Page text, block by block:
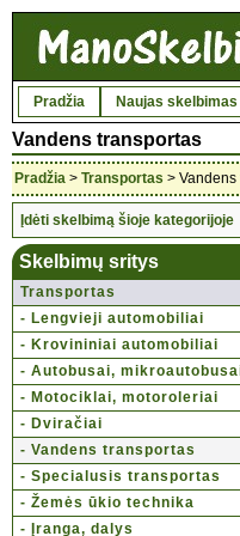
Pradžia Naujas skelbimas
Vandens transportas
Pradžia > Transportas >
Įdėti skelbimą šioje kategorijoje
Skelbimų sritys
Transportas
- Lengvieji automobiliai
- Krovininiai automobiliai
- Autobusai,
- Motociklai, motoroleriai
- Dviračiai
- Vandens transportas
- Specialusis transportas
- Žemės ūkio technika
- Įranga, dalys